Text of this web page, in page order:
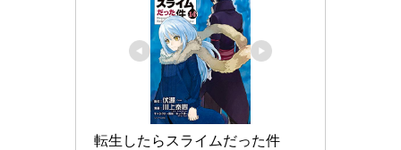
転生したらスライムだった件